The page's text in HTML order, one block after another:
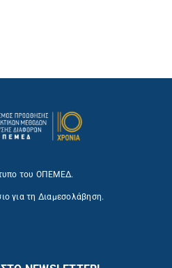
του ΟΠΕΜΕΔ.
για τη Διαμεσολάβηση.